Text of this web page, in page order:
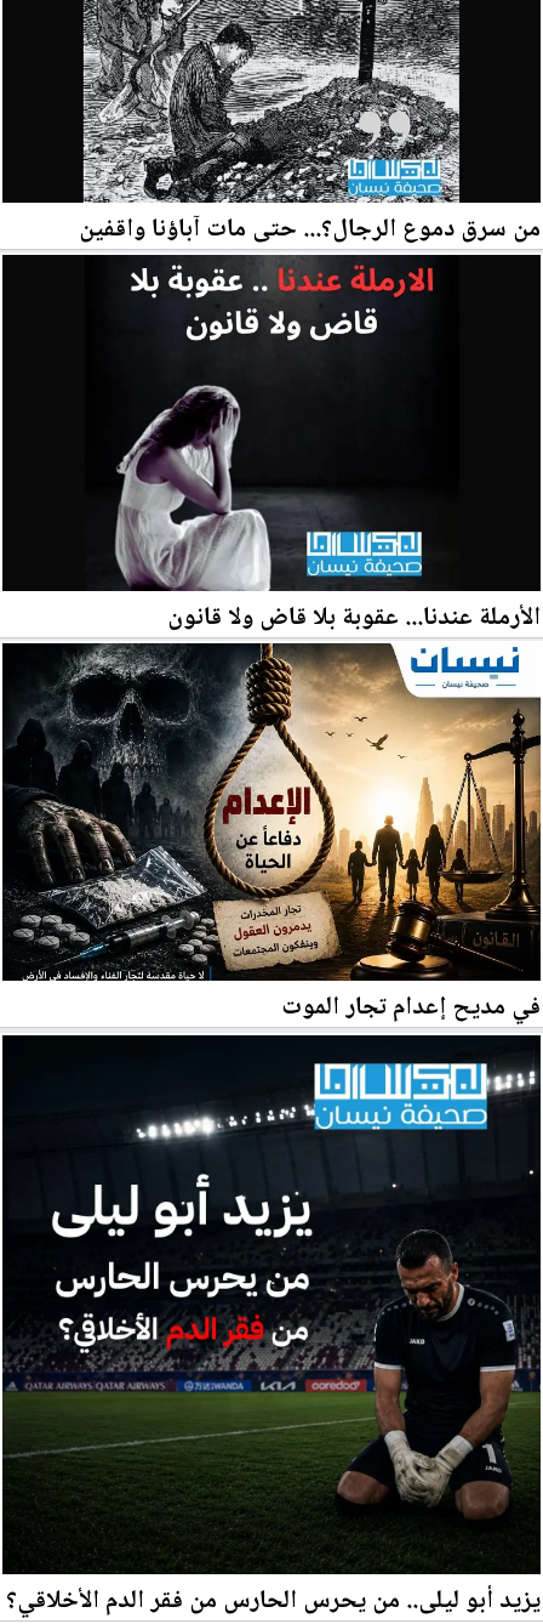
من سرق دموع الرجال؟... حتى مات آباؤنا واقفين
الأرملة عندنا... عقوبة بلا قاض ولا قانون
في مديح إعدام تجار الموت
يزيد أبو ليلى.. من يحرس الحارس من فقر الدم الأخلاقي؟